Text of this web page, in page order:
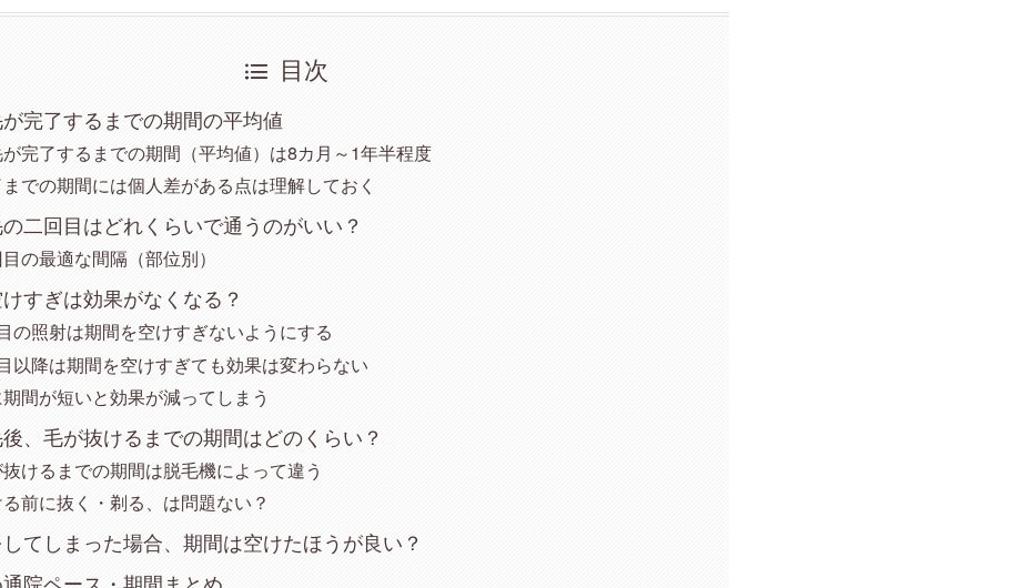
目次
完了するまでの期間の平均値
完了するまでの期間（平均値）は8カ月～1年半程度
での期間には個人差がある点は理解しておく
二回目はどれくらいで通うのがいい？
の最適な間隔（部位別）
すぎは効果がなくなる？
の照射は期間を空けすぎないようにする
以降は期間を空けすぎても効果は変わらない
間が短いと効果が減ってしまう
、毛が抜けるまでの期間はどのくらい？
けるまでの期間は脱毛機によって違う
前に抜く・剃る、は問題ない？
てしまった場合、期間は空けたほうが良い？
院ペース・期間まとめ